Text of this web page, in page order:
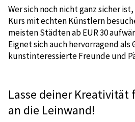
Wer sich noch nicht ganz sicher
Kurs mit echten Künstlern
meisten Städten ab EUR 30
Eignet sich auch hervorragend als
kunstinteressierte Freunde und
Lasse deiner Kreativität
an die Leinwand!